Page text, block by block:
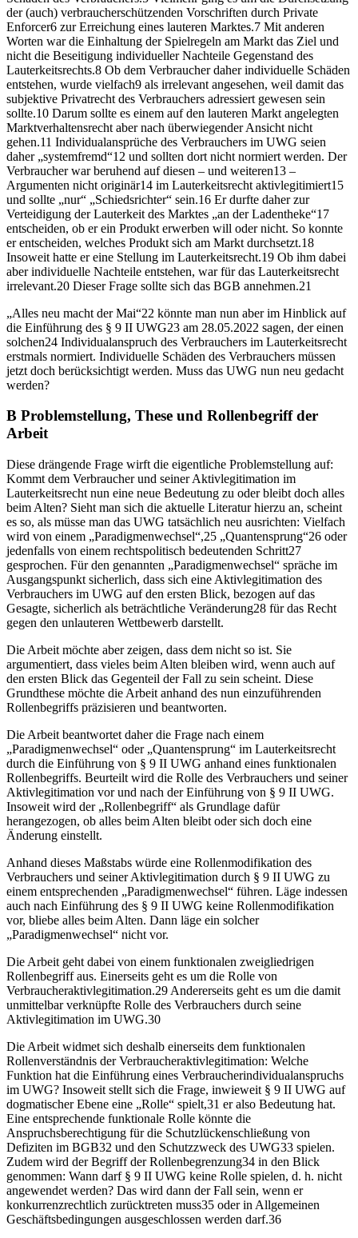
der (auch) verbraucherschützenden Vorschriften durch Private
Enforcer6 zur Erreichung eines lauteren Marktes.7 Mit anderen
Worten war die Einhaltung der Spielregeln am Markt das Ziel und
nicht die Beseitigung individueller Nachteile Gegenstand des
Lauterkeitsrechts.8 Ob dem Verbraucher daher individuelle Schäden
entstehen, wurde vielfach9 als irrelevant angesehen, weil damit das
subjektive Privatrecht des Verbrauchers adressiert gewesen sein
sollte.10 Darum sollte es einem auf den lauteren Markt angelegten
Marktverhaltensrecht aber nach überwiegender Ansicht nicht
gehen.11 Individualansprüche des Verbrauchers im UWG seien
daher „systemfremd“12 und sollten dort nicht normiert werden. Der
Verbraucher war beruhend auf diesen – und weiteren13 –
Argumenten nicht originär14 im Lauterkeitsrecht aktivlegitimiert15
und sollte „nur“ „Schiedsrichter“ sein.16 Er durfte daher zur
Verteidigung der Lauterkeit des Marktes „an der Ladentheke“17
entscheiden, ob er ein Produkt erwerben will oder nicht. So konnte
er entscheiden, welches Produkt sich am Markt durchsetzt.18
Insoweit hatte er eine Stellung im Lauterkeitsrecht.19 Ob ihm dabei
aber individuelle Nachteile entstehen, war für das Lauterkeitsrecht
irrelevant.20 Dieser Frage sollte sich das BGB annehmen.21
„Alles neu macht der Mai“22 könnte man nun aber im Hinblick auf
die Einführung des § 9 II UWG23 am 28.05.2022 sagen, der einen
solchen24 Individualanspruch des Verbrauchers im Lauterkeitsrecht
erstmals normiert. Individuelle Schäden des Verbrauchers müssen
jetzt doch berücksichtigt werden. Muss das UWG nun neu gedacht
werden?
B Problemstellung, These und Rollenbegriff der
Arbeit
Diese drängende Frage wirft die eigentliche Problemstellung auf:
Kommt dem Verbraucher und seiner Aktivlegitimation im
Lauterkeitsrecht nun eine neue Bedeutung zu oder bleibt doch alles
beim Alten? Sieht man sich die aktuelle Literatur hierzu an, scheint
es so, als müsse man das UWG tatsächlich neu ausrichten: Vielfach
wird von einem „Paradigmenwechsel“,25 „Quantensprung“26 oder
jedenfalls von einem rechtspolitisch bedeutenden Schritt27
gesprochen. Für den genannten „Paradigmenwechsel“ spräche im
Ausgangspunkt sicherlich, dass sich eine Aktivlegitimation des
Verbrauchers im UWG auf den ersten Blick, bezogen auf das
Gesagte, sicherlich als beträchtliche Veränderung28 für das Recht
gegen den unlauteren Wettbewerb darstellt.
Die Arbeit möchte aber zeigen, dass dem nicht so ist. Sie
argumentiert, dass vieles beim Alten bleiben wird, wenn auch auf
den ersten Blick das Gegenteil der Fall zu sein scheint. Diese
Grundthese möchte die Arbeit anhand des nun einzuführenden
Rollenbegriffs präzisieren und beantworten.
Die Arbeit beantwortet daher die Frage nach einem
„Paradigmenwechsel“ oder „Quantensprung“ im Lauterkeitsrecht
durch die Einführung von § 9 II UWG anhand eines funktionalen
Rollenbegriffs. Beurteilt wird die Rolle des Verbrauchers und seiner
Aktivlegitimation vorund nach der Einführung von § 9 II UWG.
Insoweit wird der „Rollenbegriff“ als Grundlage dafür
herangezogen, ob alles beim Alten bleibt oder sich doch eine
Änderung einstellt.
Anhand dieses Maßstabs würde eine Rollenmodifikation des
Verbrauchers und seiner Aktivlegitimation durch § 9 II UWG zu
einem entsprechenden „Paradigmenwechsel“ führen. Läge indessen
auch nach Einführung des § 9 II UWG keine Rollenmodifikation
vor, bliebe alles beim Alten. Dann läge ein solcher
„Paradigmenwechsel“ nicht vor.
Die Arbeit geht dabei von einem funktionalen zweigliedrigen
Rollenbegriffaus. Einerseits geht es um die Rolle von
Verbraucheraktivlegitimation.29 Andererseits geht es um die damit
unmittelbar verknüpfte Rolle des Verbrauchers durch seine
Aktivlegitimation im UWG.30
Die Arbeit widmet sich deshalb einerseits dem funktionalen
Rollenverständnis der Verbraucheraktivlegitimation: Welche
Funktion hat die Einführung eines Verbraucherindividualanspruchs
im UWG? Insoweit stellt sich die Frage, inwieweit § 9 II UWG auf
dogmatischer Ebene eine „Rolle“ spielt,31 er also Bedeutung hat.
Eine entsprechende funktionale Rolle könnte die
Anspruchsberechtigung für die Schutzlückenschließung von
Defiziten im BGB32 und den Schutzzweck des UWG33 spielen.
Zudem wird der Begriff der Rollenbegrenzung34 in den Blick
genommen: Wann darf § 9 II UWG keine Rolle spielen, d. h. nicht
angewendet werden? Das wird dann der Fall sein, wenn er
konkurrenzrechtlich zurücktreten muss35 oder in Allgemeinen
Geschäftsbedingungen ausgeschlossen werden darf.36